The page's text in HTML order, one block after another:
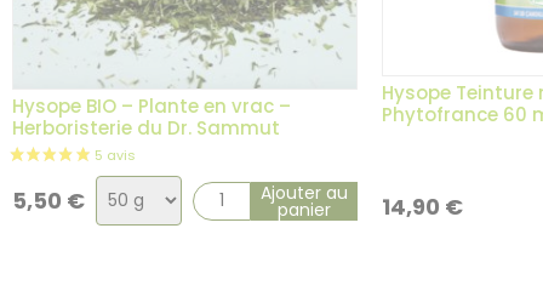
Hysope BIO – Plante en vrac –
Herboristerie du Dr. Sammut
5,50 €
Choix
de
Ajouter au
panier
Hysope Teinture
Phytofrance 60
14,90 €